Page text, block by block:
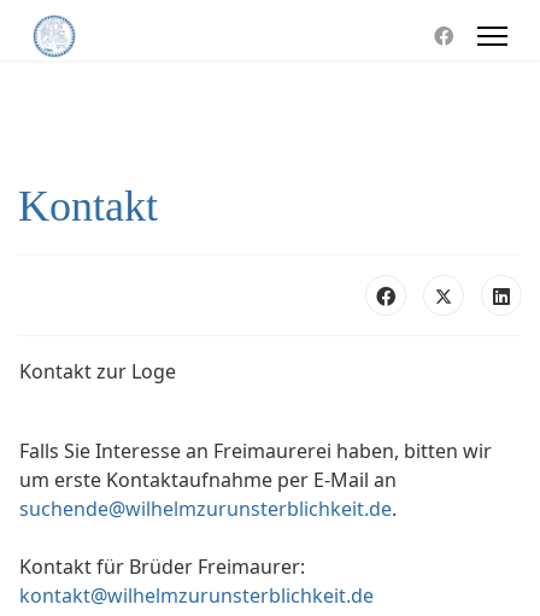
Kontakt
Kontakt zur Loge
Falls Sie Interesse an Freimaurerei haben, bitten wir
um erste Kontaktaufnahme per E-Mail an
suchende@wilhelmzurunsterblichkeit.de.
Kontakt für Brüder Freimaurer:
kontakt@wilhelmzurunsterblichkeit.de